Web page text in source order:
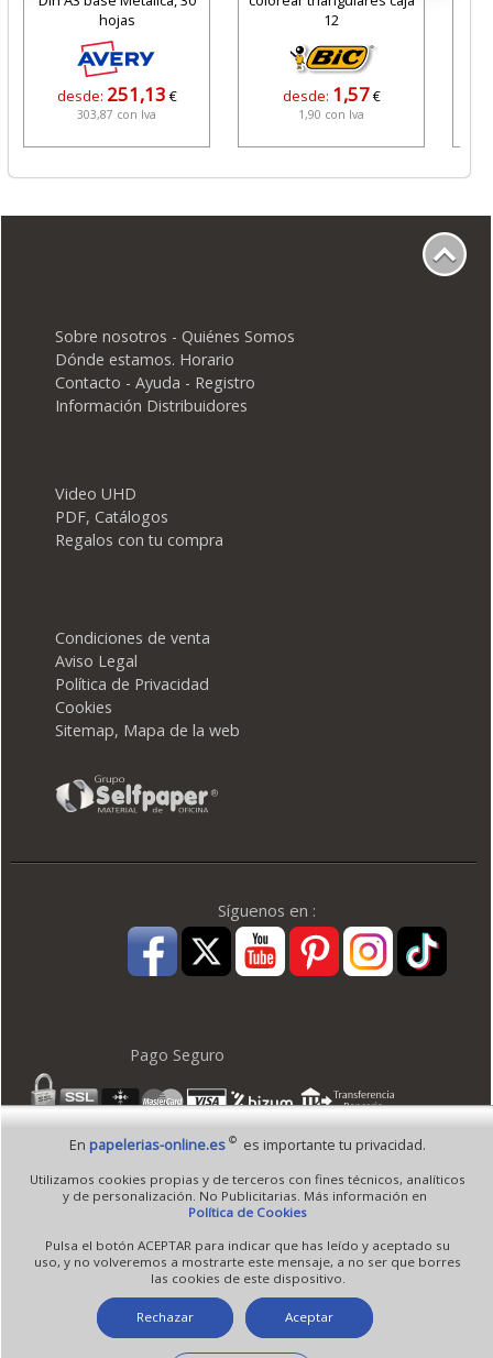
hojas
desde: 251,13 €
303,87 con Iva
12
desde: 1,57€
1,90 con Iva
Sobre nosotros - Quiénes Somos
Dónde estamos. Horario
Contacto - Ayuda - Registro
Información Distribuidores
Video UHD
PDF, Catálogos
Regalos con tu compra
Condiciones de venta
Aviso Legal
Política de Privacidad
Cookies
Sitemap, Mapa de la web
Síguenos en :
Pago Seguro
© 1995 - 2026 Grupo Selfpaper. Todos los derechos reservados
©papelerias-online.es, y las webs de ©gruposelfpaper.org están gestionadas, y son
propiedad de :
Mercantil de Valencia ( España ) CEE:
Tomo 7263, Libro 4565, Folio 1, Sección 8, Hoja V-85203.
En papelerias-online.es © es importante tu privacidad.
Utilizamos cookies propias y de terceros con fines técnicos, analíticos
y de personalización. No Publicitarias. Más información en
Política de Cookies
Pulsa el botón ACEPTAR para indicar que has leído y aceptado su
uso, y no volveremos a mostrarte este mensaje, a no ser que borres
las cookies de este dispositivo.
Rechazar Aceptar